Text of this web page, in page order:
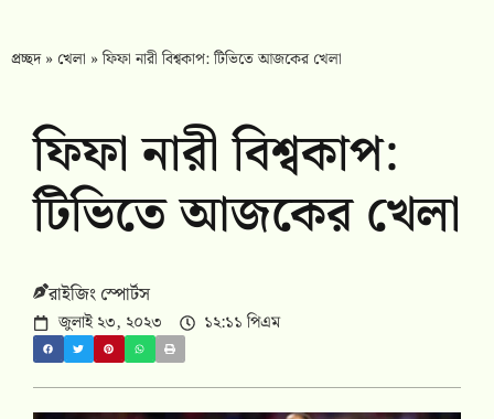
প্রচ্ছদ» খেলা »ফিফা নারী বিশ্বকাপ: টিভিতে আজকের খেলা
ফিফা নারী বিশ্বকাপ:
টিভিতে আজকের খেলা
রাইজিং স্পোর্টস
জুলাই ২৩, ২০২৩ ১২:১১ পিএম